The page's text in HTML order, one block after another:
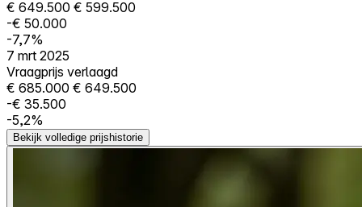
€ 649.500 € 599.500
-€ 50.000
-7,7%
7 mrt 2025
Vraagprijs verlaagd
€ 685.000 € 649.500
-€ 35.500
-5,2%
Bekijk volledige prijshistorie